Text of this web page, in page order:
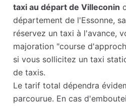
taxi au départ de Villeconin
département de l'Essonne,
réservez un taxi à l'avance,
majoration "course
si vous sollicitez un taxi
de taxis.
Le tarif total dépendra
parcourue. En cas